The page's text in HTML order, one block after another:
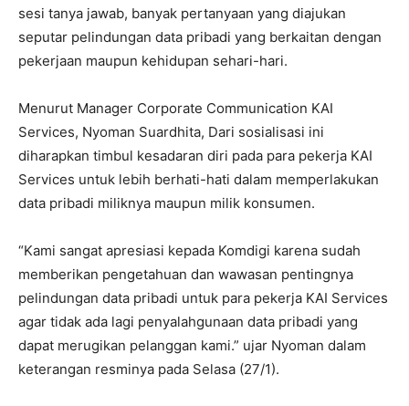
sesi tanya jawab, banyak pertanyaan yang diajukan
seputar pelindungan data pribadi yang berkaitan dengan
pekerjaan maupun kehidupan sehari-hari.
Menurut Manager Corporate Communication KAI
Services, Nyoman Suardhita, Dari sosialisasi ini
diharapkan timbul kesadaran diri pada para pekerja KAI
Services untuk lebih berhati-hati dalam memperlakukan
data pribadi miliknya maupun milik konsumen.
“Kami sangat apresiasi kepada Komdigi karena sudah
memberikan pengetahuan dan wawasan pentingnya
pelindungan data pribadi untuk para pekerja KAI Services
agar tidak ada lagi penyalahgunaan data pribadi yang
dapat merugikan pelanggan kami.” ujar Nyoman dalam
keterangan resminya pada Selasa (27/1).